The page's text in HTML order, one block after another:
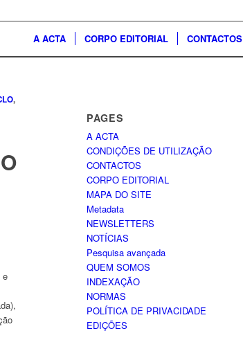
A ACTA CORPO EDITORIAL CONTACTOS
,
e
PAGES
A ACTA
CONDIÇÕES DE UTILIZAÇÃO
CONTACTOS
CORPO EDITORIAL
MAPA DO SITE
Metadata
NEWSLETTERS
NOTÍCIAS
Pesquisa avançada
QUEM SOMOS
INDEXAÇÃO
NORMAS
POLÍTICA DE PRIVACIDADE
EDIÇÕES